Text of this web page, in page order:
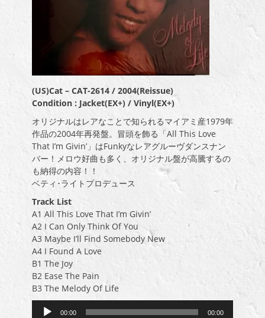
(US)Cat – CAT-2614 / 2004(Reissue)
Condition : Jacket(EX+) / Vinyl(EX+)
オリジナルはレアなことで知られるマイアミ産1979年
作品の2004年再発盤。冒頭を飾る「All This Love
That I’m Givin’」はFunkyなレアグルーヴダンスナン
バー！メロウ好曲も多く、オリジナル盤が高騰するの
も納得の内容！！
ベティ･ライトプロデュース
Track List
A1 All This Love That I’m Givin’
A2 I Can Only Think Of You
A3 Maybe I’ll Find Somebody New
A4 I Found A Love
B1 The Joy
B2 Ease The Pain
B3 The Melody Of Life
00:00 00:00